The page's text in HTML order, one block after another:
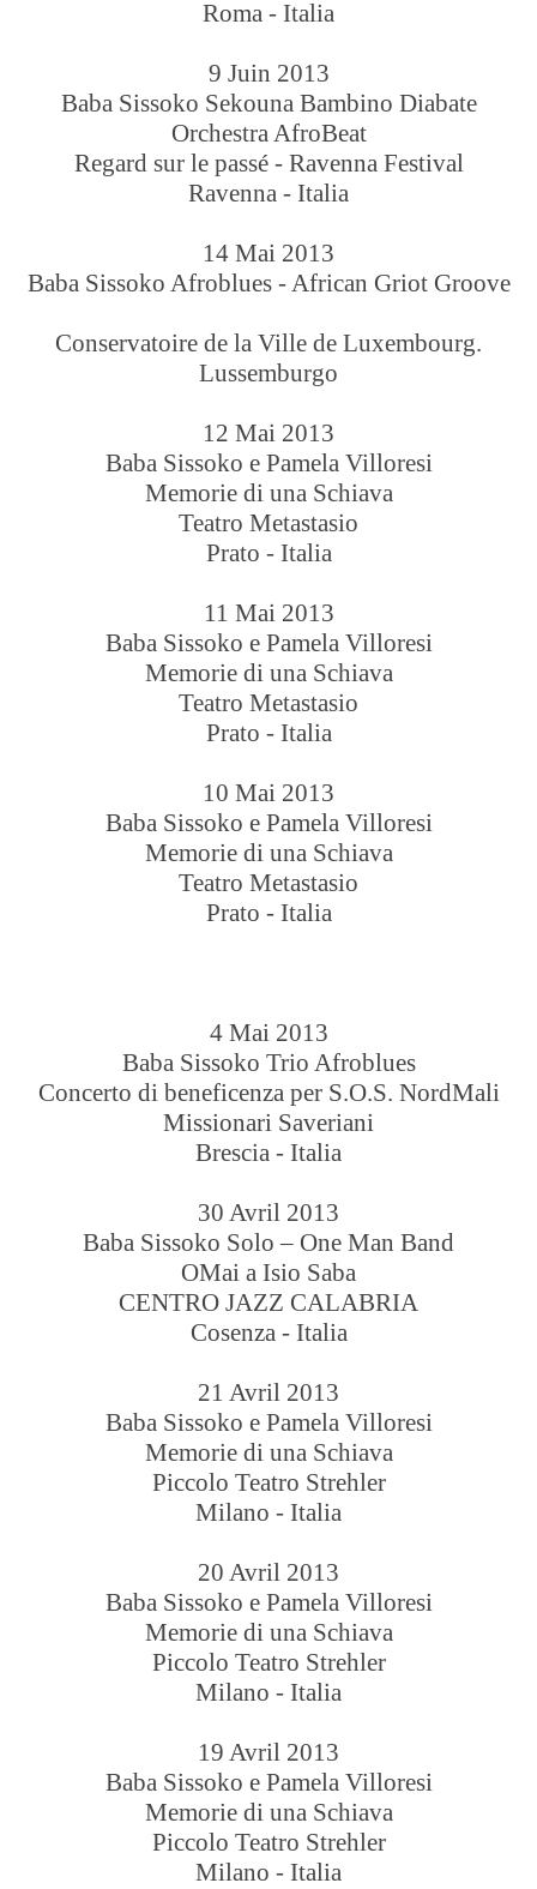
Roma - Italia
9 Juin 2013
Baba Sissoko Sekouna Bambino Diabate
Orchestra AfroBeat
Regard sur le passé - Ravenna Festival
Ravenna - Italia
14 Mai 2013
Baba Sissoko Afroblues - African Griot Groove
Conservatoire de la Ville de Luxembourg.
Lussemburgo
12 Mai 2013
Baba Sissoko e Pamela Villoresi
Memorie di una Schiava
Teatro Metastasio
Prato - Italia
11 Mai 2013
Baba Sissoko e Pamela Villoresi
Memorie di una Schiava
Teatro Metastasio
Prato - Italia
10 Mai 2013
Baba Sissoko e Pamela Villoresi
Memorie di una Schiava
Teatro Metastasio
Prato - Italia
4 Mai 2013
Baba Sissoko Trio Afroblues
Concerto di beneficenza per S.O.S. NordMali
Missionari Saveriani
Brescia - Italia
30 Avril 2013
Baba Sissoko Solo – One Man Band
OMai a Isio Saba
CENTRO JAZZ CALABRIA
Cosenza - Italia
21 Avril 2013
Baba Sissoko e Pamela Villoresi
Memorie di una Schiava
Piccolo Teatro Strehler
Milano - Italia
20 Avril 2013
Baba Sissoko e Pamela Villoresi
Memorie di una Schiava
Piccolo Teatro Strehler
Milano - Italia
19 Avril 2013
Baba Sissoko e Pamela Villoresi
Memorie di una Schiava
Piccolo Teatro Strehler
Milano - Italia